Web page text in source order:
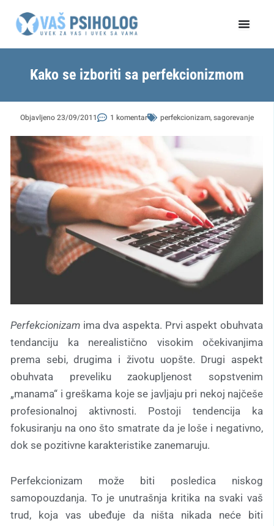
Kako se izboriti sa perfekcionizmom
Objavljeno23/09/2011 1 komentar perfekcionizam,sagorevanje
Perfekcionizam ima dva aspekta. Prvi aspekt obuhvata
tendanciju ka nerealistično visokim očekivanjima
prema sebi, drugima i životu uopšte. Drugi aspekt
obuhvata preveliku zaokupljenost sopstvenim
„manama“ i greškama koje se javljaju pri nekoj najčeše
profesionalnoj aktivnosti. Postoji tendencija ka
fokusiranju na ono što smatrate da je loše i negativno,
dok se pozitivne karakteristike zanemaruju.
Perfekcionizam može biti posledica niskog
samopouzdanja. To je unutrašnja kritika na svaki vaš
trud, koja vas ubeđuje da ništa nikada neće biti